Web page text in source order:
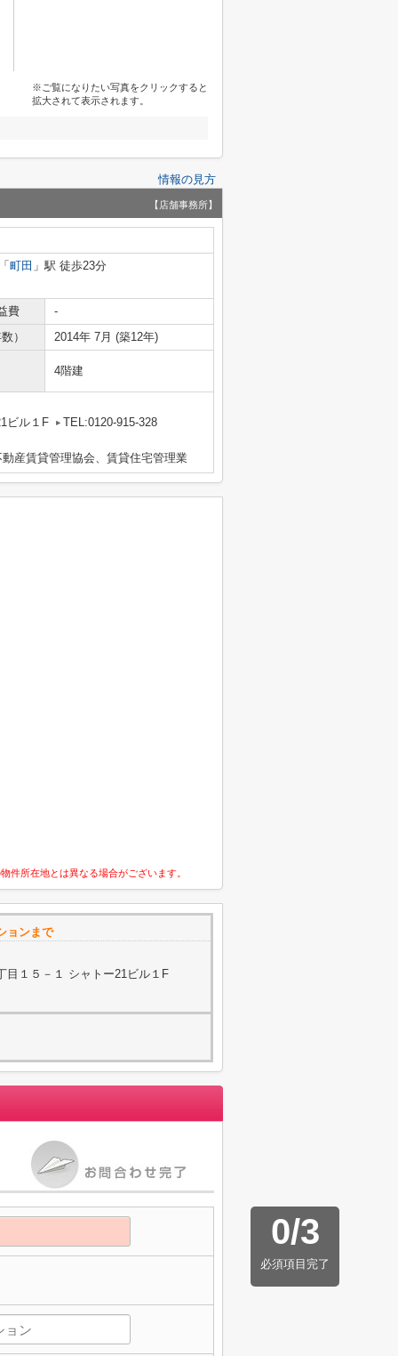
※ご覧になりたい写真をクリックすると
拡大されて表示されます。
情報の見方
【店舗事務所】
町田 」駅 徒歩23分
費
-
）
2014年 7月 (築12年)
4階建
ビル１F TEL:0120-915-328
産賃貸管理協会、賃貸住宅管理業
件所在地とは異なる場合がございます。
ョンまで
目１５－１ シャトー21ビル１F
0/3
必須項目完了